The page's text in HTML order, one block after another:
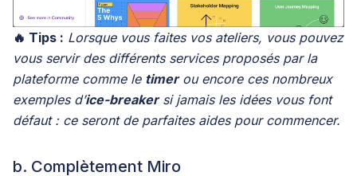
🔥 Tips : Lorsque vous faites vos ateliers, vous pouvez
vous servir des différents services proposés par la
plateforme comme le timer ou encore ces nombreux
exemples d’ice-breaker si jamais les idées vous font
défaut : ce seront de parfaites aides pour commencer.
b. Complètement Miro